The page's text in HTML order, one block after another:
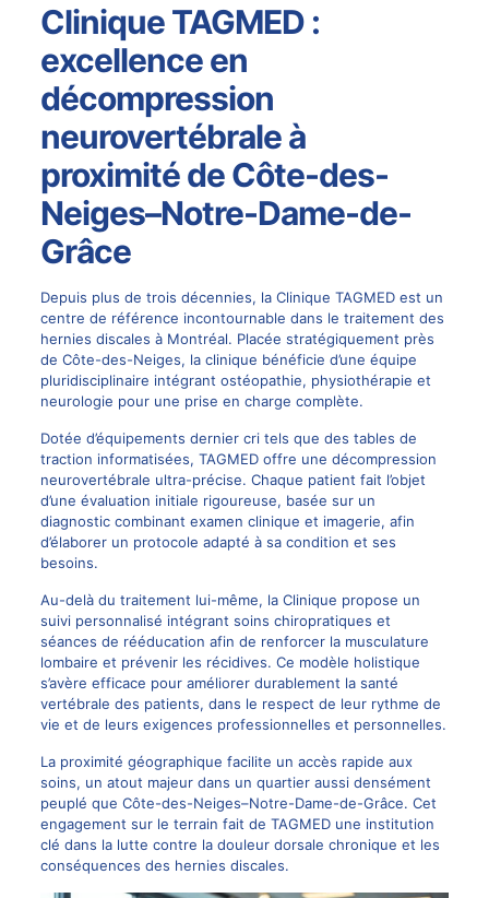
Clinique TAGMED :
excellence en
décompression
neurovertébrale à
proximité de Côte-des-
Neiges–Notre-Dame-de-
Grâce
Depuis plus de trois décennies, la Clinique TAGMED est un
centre de référence incontournable dans le traitement des
hernies discales à Montréal. Placée stratégiquement près
de Côte-des-Neiges, la clinique bénéficie d’une équipe
pluridisciplinaire intégrant ostéopathie, physiothérapie et
neurologie pour une prise en charge complète.
Dotée d’équipements dernier cri tels que des tables de
traction informatisées, TAGMED offre une décompression
neurovertébrale ultra-précise. Chaque patient fait l’objet
d’une évaluation initiale rigoureuse, basée sur un
diagnostic combinant examen clinique et imagerie, afin
d’élaborer un protocole adapté à sa condition et ses
besoins.
Au-delà du traitement lui-même, la Clinique propose un
suivi personnalisé intégrant soins chiropratiques et
séances de rééducation afin de renforcer la musculature
lombaire et prévenir les récidives. Ce modèle holistique
s’avère efficace pour améliorer durablement la santé
vertébrale des patients, dans le respect de leur rythme de
vie et de leurs exigences professionnelles et personnelles.
La proximité géographique facilite un accès rapide aux
soins, un atout majeur dans un quartier aussi densément
peuplé que Côte-des-Neiges–Notre-Dame-de-Grâce. Cet
engagement sur le terrain fait de TAGMED une institution
clé dans la lutte contre la douleur dorsale chronique et les
conséquences des hernies discales.